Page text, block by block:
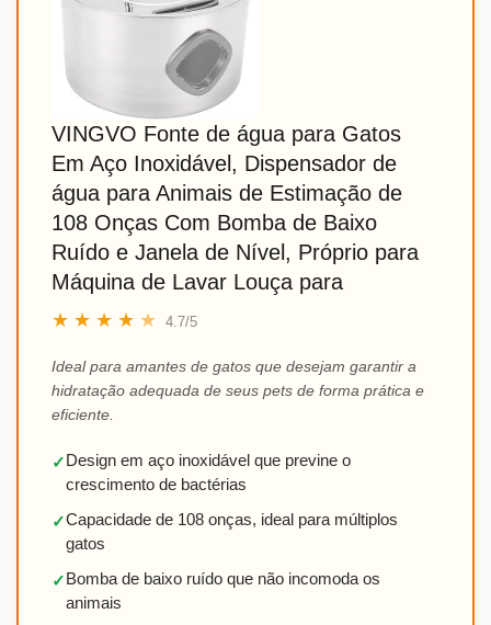
VINGVO Fonte de água para Gatos
Em Aço Inoxidável, Dispensador de
água para Animais de Estimação de
108 Onças Com Bomba de Baixo
Ruído e Janela de Nível, Próprio para
Máquina de Lavar Louça para
★ ★ ★ ★ ★ 4.7/5
Ideal para amantes de gatos que desejam garantir a
hidratação adequada de seus pets de forma prática e
eficiente.
✓Design em aço inoxidável que previne o
crescimento de bactérias
✓Capacidade de 108 onças, ideal para múltiplos
gatos
✓Bomba de baixo ruído que não incomoda os
animais